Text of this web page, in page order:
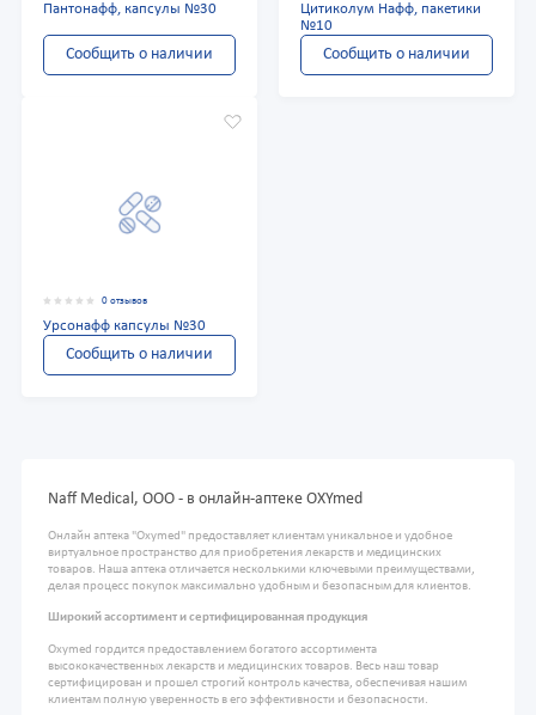
Пантонафф, капсулы №30
Сообщить о наличии
Цитиколум Нафф, пакетики
№10
Сообщить о наличии
0 отзывов
Урсонафф капсулы №30
Сообщить о наличии
Naff Medical, ООО - в онлайн-аптеке OXYmed
Онлайн аптека "Oxymed" предоставляет клиентам уникальное и удобное
виртуальное пространство для приобретения лекарств и медицинских
товаров. Наша аптека отличается несколькими ключевыми преимуществами,
делая процесс покупок максимально удобным и безопасным для клиентов.
Широкий ассортимент и сертифицированная продукция
Oxymed гордится предоставлением богатого ассортимента
высококачественных лекарств и медицинских товаров. Весь наш товар
сертифицирован и прошел строгий контроль качества, обеспечивая нашим
клиентам полную уверенность в его эффективности и безопасности.